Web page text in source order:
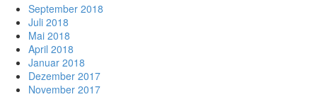
September 2018
Juli 2018
Mai 2018
April 2018
Januar 2018
Dezember 2017
November 2017